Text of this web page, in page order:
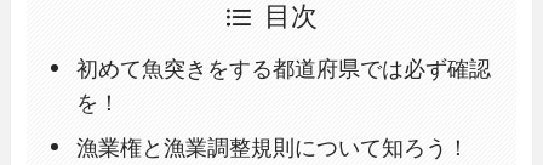
目次
初めて魚突きをする都道府県では必ず確認
を！
漁業権と漁業調整規則について知ろう！